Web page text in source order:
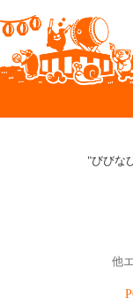
"びびな
他